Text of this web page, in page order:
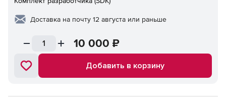
Доставка на почту 12 августа или раньше
10 000 ₽
Добавить в корзину